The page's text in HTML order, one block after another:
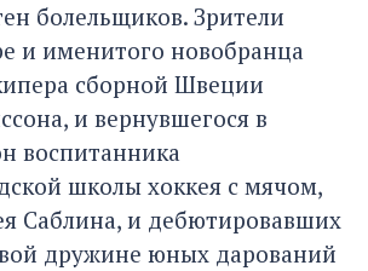
болельщиков. Зрители
и именитого новобранца
сборной Швеции
и вернувшегося в
воспитанника
школы хоккея с мячом,
Саблина, и дебютировавших
дружине юных дарований